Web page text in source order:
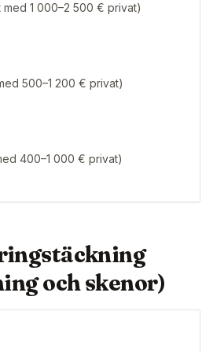
1 000–2 500 € privat)
500–1 200 € privat)
400–1 000 € privat)
och skenor)